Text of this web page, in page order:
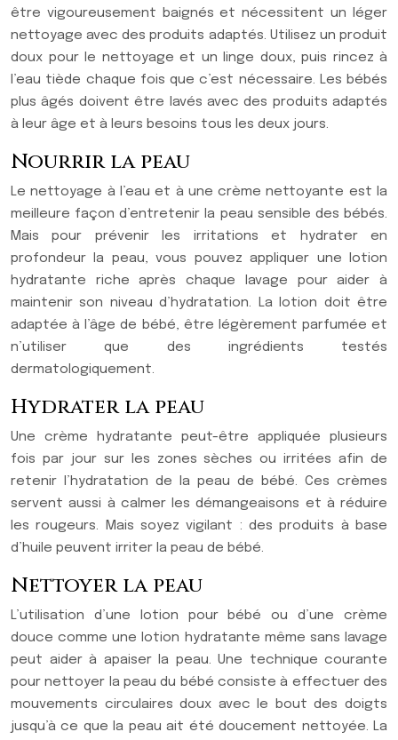
être vigoureusement baignés et nécessitent un léger
nettoyage avec des produits adaptés. Utilisez un produit
doux pour le nettoyage et un linge doux, puis rincez à
l’eau tiède chaque fois que c’est nécessaire. Les bébés
plus âgés doivent être lavés avec des produits adaptés
à leur âge et à leurs besoins tous les deux jours.
Nourrir la peau
Le nettoyage à l’eau et à une crème nettoyante est la
meilleure façon d’entretenir la peau sensible des bébés.
Mais pour prévenir les irritations et hydrater en
profondeur la peau, vous pouvez appliquer une lotion
hydratante riche après chaque lavage pour aider à
maintenir son niveau d’hydratation. La lotion doit être
adaptée à l’âge de bébé, être légèrement parfumée et
n’utiliser que des ingrédients testés
dermatologiquement.
Hydrater la peau
Une crème hydratante peut-être appliquée plusieurs
fois par jour sur les zones sèches ou irritées afin de
retenir l’hydratation de la peau de bébé. Ces crèmes
servent aussi à calmer les démangeaisons et à réduire
les rougeurs. Mais soyez vigilant : des produits à base
d’huile peuvent irriter la peau de bébé.
Nettoyer la peau
L’utilisation d’une lotion pour bébé ou d’une crème
douce comme une lotion hydratante même sans lavage
peut aider à apaiser la peau. Une technique courante
pour nettoyer la peau du bébé consiste à effectuer des
mouvements circulaires doux avec le bout des doigts
jusqu’à ce que la peau ait été doucement nettoyée. La